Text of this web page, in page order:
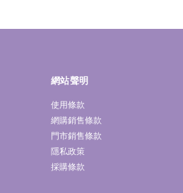
網站聲明
使用條款
網購銷售條款
門市銷售條款
隱私政策
採購條款